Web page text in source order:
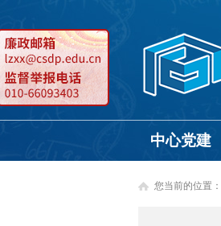
中心党建
您当前的位置：